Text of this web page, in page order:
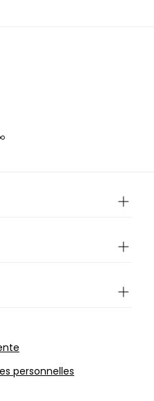
personnelles